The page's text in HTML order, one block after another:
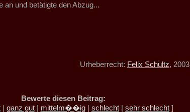
an und betätigte den Abzug...
Urheberrecht: Felix Schultz, 2003
Bewerte diesen Beitrag:
| ganz gut| mittelm��ig| schlecht| sehr schlecht]